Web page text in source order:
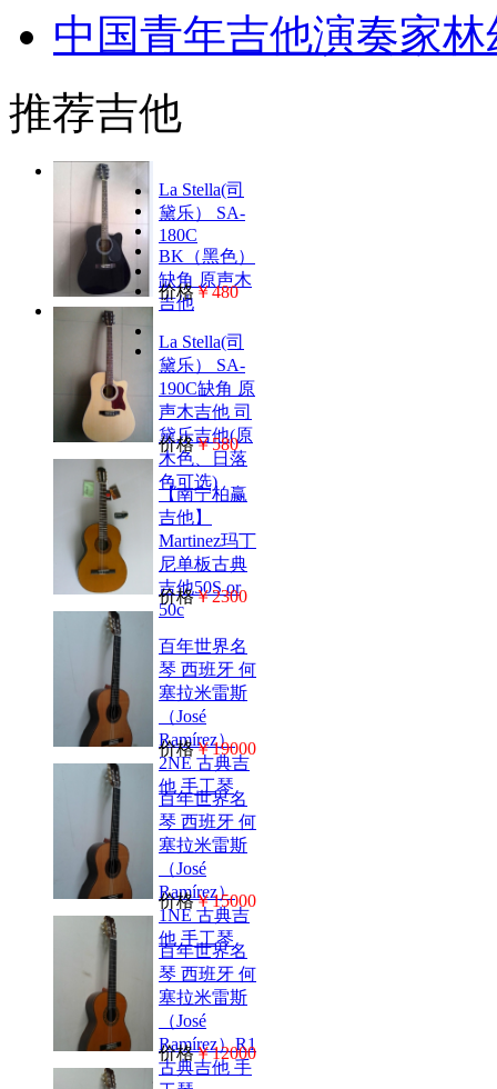
中国青年吉他演奏家林
推荐吉他
La Stella(司
黛乐） SA-
180C
BK（黑色）
缺角 原声木
吉他
价格￥480
La Stella(司
黛乐） SA-
190C缺角 原
声木吉他 司
黛乐吉他(原
木色、日落
色可选)
价格￥580
【南宁柏赢
吉他】
Martinez玛丁
尼单板古典
吉他50S or
50c
价格￥2300
百年世界名
琴 西班牙 何
塞拉米雷斯
（José
Ramírez）
2NE 古典吉
他 手工琴
价格￥19000
百年世界名
琴 西班牙 何
塞拉米雷斯
（José
Ramírez）
1NE 古典吉
他 手工琴
价格￥15000
百年世界名
琴 西班牙 何
塞拉米雷斯
（José
Ramírez）R1
古典吉他 手
价格￥12000